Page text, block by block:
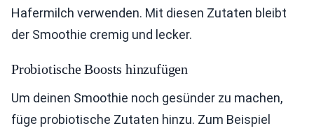
Hafermilch verwenden. Mit diesen Zutaten bleibt
der Smoothie cremig und lecker.
Probiotische Boosts hinzufügen
Um deinen Smoothie noch gesünder zu machen,
füge probiotische Zutaten hinzu. Zum Beispiel